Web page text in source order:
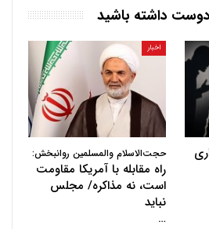
داشته باشید
اخبار
حجت‌الاسلام والمسلمین روانبخش:
راه مقابله با آمریکا مقاومت
است، نه مذاکره/ مجلس
نباید
…